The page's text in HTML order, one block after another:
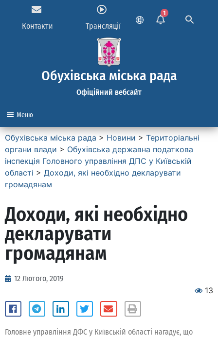
Контакти Трансляції
1
Обухівська міська рада
Офіційний вебсайт
Меню
Обухівська міська рада > Новини > Територіальні
органи влади > Обухівська державна податкова
інспекція Головного управління ДПС у Київській
області > Доходи, які необхідно декларувати
громадянам
Доходи, які необхідно
декларувати
громадянам
12 Лютого, 2019
13
Головне управління ДФС у Київській області нагадує, що